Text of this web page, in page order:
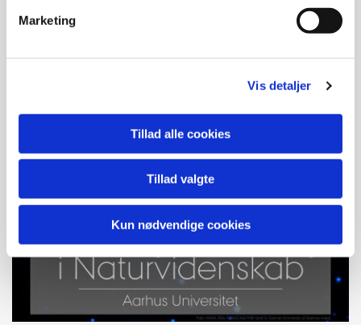
Marketing
Vis detaljer
Tillad alle cookies
Tillad valgte
Kun nødvendige cookies